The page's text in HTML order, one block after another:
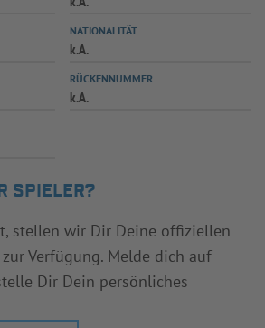
SPIELPLUS
NATIONALITÄT
k.A.
RÜCKENNUMMER
k.A.
SPIELER?
stellen wir Dir Deine offiziellen
Verfügung. Melde dich auf
Dir Dein persönliches